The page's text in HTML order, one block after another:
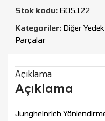
Stok kodu: 605.122
Kategoriler: Diğer
Parçalar
Açıklama
Açıklama
Jungheinrich